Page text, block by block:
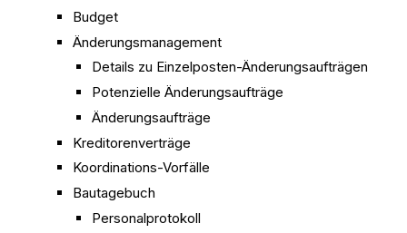
Budget
Änderungsmanagement
Details zu Einzelposten-Änderungsaufträgen
Potenzielle Änderungsaufträge
Änderungsaufträge
Kreditorenverträge
Koordinations-Vorfälle
Bautagebuch
Personalprotokoll